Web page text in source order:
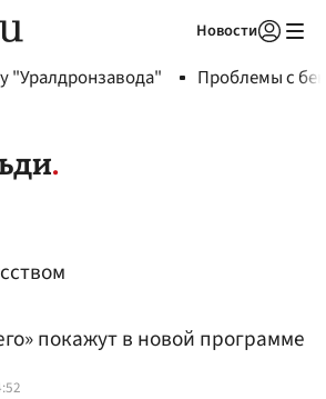
Новости
"Уралдронзавода" Проблемы с
покажут в новой программе